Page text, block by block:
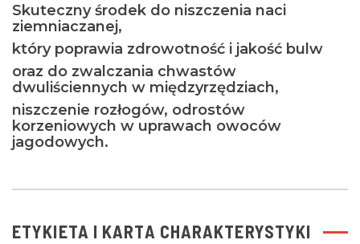
Skuteczny środek do niszczenia naci
ziemniaczanej,
który poprawia zdrowotność i jakość bulw
oraz do zwalczania chwastów
dwuliściennych w międzyrzędziach,
niszczenie rozłogów, odrostów
korzeniowych w uprawach owoców
jagodowych.
ETYKIETA I KARTA CHARAKTERYSTYKI